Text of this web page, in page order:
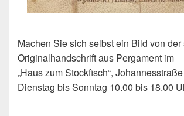
Machen Sie sich selbst ein Bild von
Originalhandschrift aus Pergament im
„Haus zum Stockfisch“,
Dienstag bis Sonntag 10.00 bis 18.00